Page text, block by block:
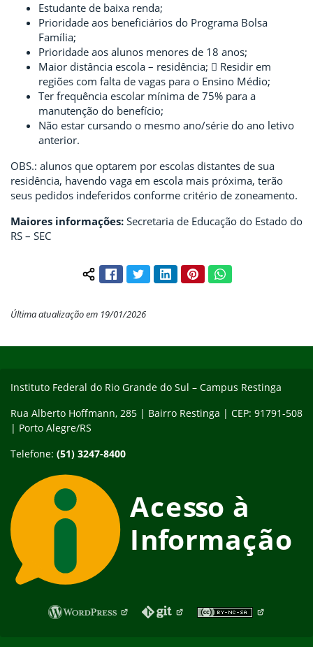
Estudante de baixa renda;
Prioridade aos beneficiários do Programa Bolsa
Família;
Prioridade aos alunos menores de 18 anos;
Maior distância escola – residência;  Residir em
regiões com falta de vagas para o Ensino Médio;
Ter frequência escolar mínima de 75% para a
manutenção do benefício;
Não estar cursando o mesmo ano/série do ano letivo
anterior.
OBS.: alunos que optarem por escolas distantes de sua
residência, havendo vaga em escola mais próxima, terão
seus pedidos indeferidos conforme critério de zoneamento.
Maiores informações: Secretaria de Educação do Estado do
RS – SEC
Compartilhar conteúdo:
FacebookTwitterLinkedInPinterestWhatsApp
Última atualização em 19/01/2026
Instituto Federal do Rio Grande do Sul – Campus Restinga
Rua Alberto Hoffmann, 285 | Bairro Restinga | CEP: 91791-508
| Porto Alegre/RS
Telefone: (51) 3247-8400